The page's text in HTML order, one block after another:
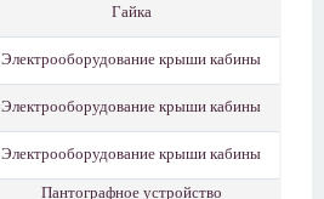
Гайка
Электрооборудование крыши кабины
Электрооборудование крыши кабины
Электрооборудование крыши кабины
Пантографное устройство